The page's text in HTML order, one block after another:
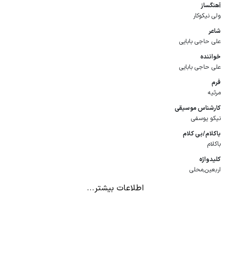
آهنگساز
ولی نیکوکار
شاعر
علی حاجی بابایی
خواننده
علی حاجی بابایی
فرم
مرثیه
كارشناس موسیقی
نیکو یوسفی
باكلام/بی كلام
باکلام
كلیدواژه
اربعین,محلی
اطلاعات بیشتر...